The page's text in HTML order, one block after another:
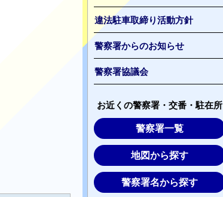
違法駐車取締り活動方針
警察署からのお知らせ
警察署協議会
お近くの警察署・交番・駐在所
警察署一覧
地図から探す
警察署名から探す